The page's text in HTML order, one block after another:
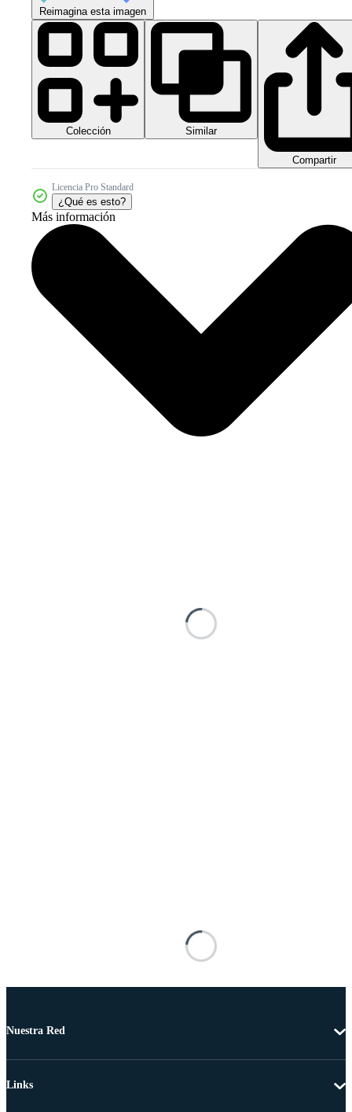
Reimagina esta imagen
Colección Similar
Compartir
Licencia Pro Standard
¿Qué es esto?
Más información
Nuestra Red
Links